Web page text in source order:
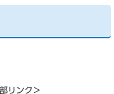
リンク＞